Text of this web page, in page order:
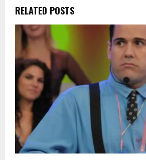
RELATED POSTS